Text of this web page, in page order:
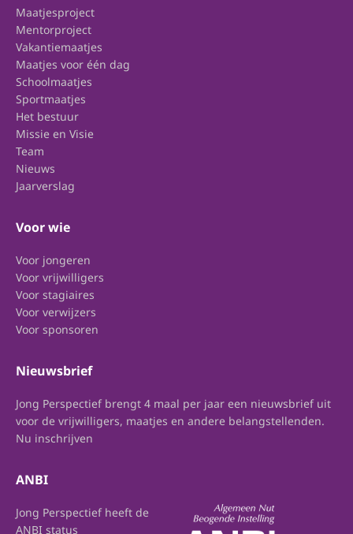
Maatjesproject
Mentorproject
Vakantiemaatjes
Maatjes voor één dag
Schoolmaatjes
Sportmaatjes
Het bestuur
Missie en Visie
Team
Nieuws
Jaarverslag
Voor wie
Voor jongeren
Voor vrijwilligers
Voor stagiaires
Voor verwijzers
Voor sponsoren
Nieuwsbrief
Jong Perspectief brengt 4 maal per jaar een nieuwsbrief uit
voor de vrijwilligers, maatjes en andere belangstellenden.
Nu inschrijven
ANBI
Jong Perspectief heeft de
ANBI status